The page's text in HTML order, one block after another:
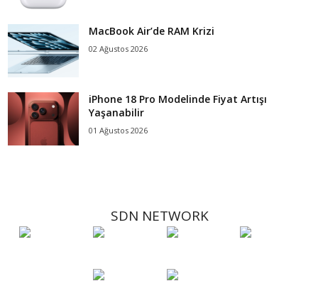
MacBook Air’de RAM Krizi
02 Ağustos 2026
iPhone 18 Pro Modelinde Fiyat Artışı
Yaşanabilir
01 Ağustos 2026
SDN NETWORK